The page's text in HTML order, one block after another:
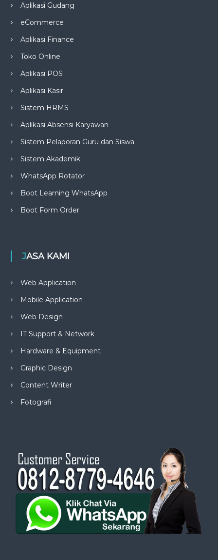
Aplikasi Gudang
eCommerce
Aplikasi Finance
Toko Online
Aplikasi POS
Aplikasi Kasir
Sistem HRMS
Aplikasi Absensi Karyawan
Sistem Pelaporan Guru dan Siswa
Sistem Akademik
WhatsApp Rotator
Boot Learning WhatsApp
Boot Form Order
JASA KAMI
Web Application
Mobile Application
Web Design
IT Support & Network
Hardware & Equipment
Graphic Design
Content Writer
Fotografi